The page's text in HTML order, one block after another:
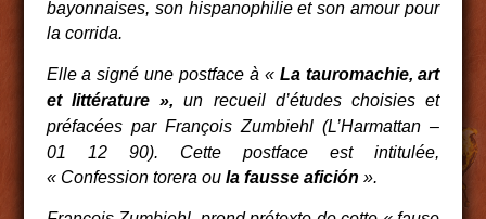
bayonnaises, son hispanophilie et son amour pour
la corrida.
Elle a signé une postface à « La tauromachie, art
et littérature »,un recueil d’études choisies et
préfacées par François Zumbiehl (L’Harmattan –
01 12 90). Cette postface est intitulée,
« Confession torera ou la fausse afición ».